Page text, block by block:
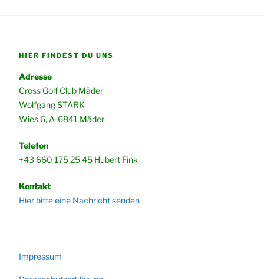
HIER FINDEST DU UNS
Adresse
Cross Golf Club Mäder
Wolfgang STARK
Wies 6, A-6841 Mäder
Telefon
+43 660 175 25 45 Hubert Fink
Kontakt
Hier bitte eine Nachricht senden
Impressum